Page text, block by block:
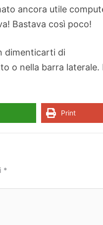
ancora utile
Bastava così poco!
dimenticarti di
o nella barra laterale.
Print
*